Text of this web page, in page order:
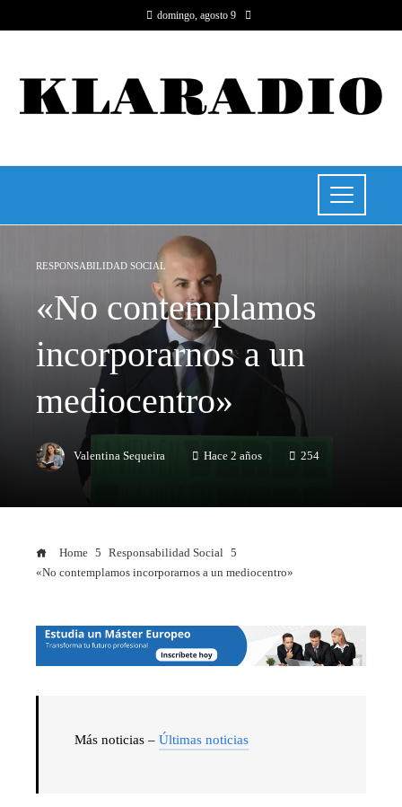
domingo, agosto 9
RESPONSABILIDAD SOCIAL
«No contemplamos
incorporarnos a un
mediocentro»
Valentina Sequeira Hace 2 años 254
Home
Responsabilidad Social
«No contemplamos incorporarnos a un mediocentro»
Más noticias – Últimas noticias